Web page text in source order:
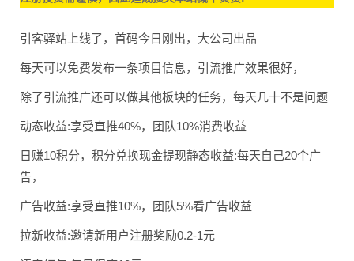
引客驿站上线了，首码今日刚出，大公司出品
每天可以免费发布一条项目信息，引流推广效果很好，
除了引流推广还可以做其他板块的任务，每天几十不是问题
动态收益:享受直推40%，团队10%消费收益
日赚10积分，积分兑换现金提现静态收益:每天自己20个广
告，
广告收益:享受直推10%，团队5%看广告收益
拉新收益:邀请新用户注册奖励0.2-1元